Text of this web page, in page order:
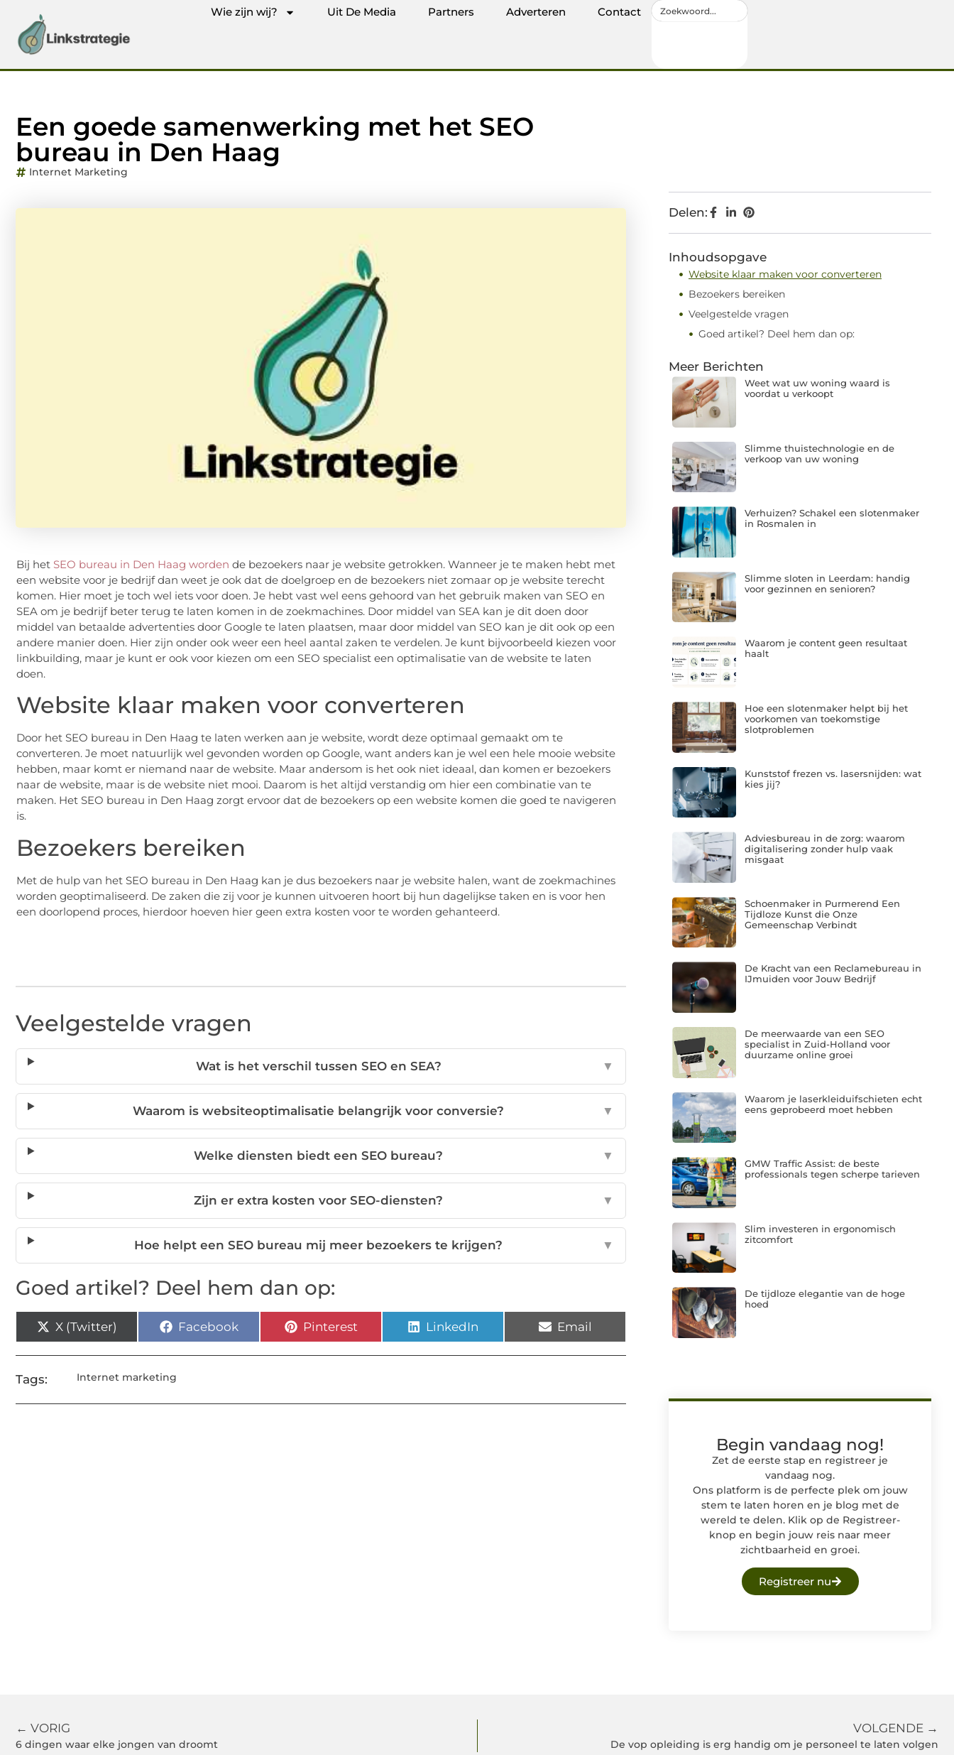
Wie zijn wij? Uit De Media Partners Adverteren Contact
Een goede samenwerking met het SEO
bureau in Den Haag
Internet Marketing
Bij het SEO bureau in Den Haag worden de bezoekers naar je website getrokken. Wanneer je te maken hebt met
een website voor je bedrijf dan weet je ook dat de doelgroep en de bezoekers niet zomaar op je website terecht
komen. Hier moet je toch wel iets voor doen. Je hebt vast wel eens gehoord van het gebruik maken van SEO en
SEA om je bedrijf beter terug te laten komen in de zoekmachines. Door middel van SEA kan je dit doen door
middel van betaalde advertenties door Google te laten plaatsen, maar door middel van SEO kan je dit ook op een
andere manier doen. Hier zijn onder ook weer een heel aantal zaken te verdelen. Je kunt bijvoorbeeld kiezen voor
linkbuilding, maar je kunt er ook voor kiezen om een SEO specialist een optimalisatie van de website te laten
doen.
Website klaar maken voor converteren
Door het SEO bureau in Den Haag te laten werken aan je website, wordt deze optimaal gemaakt om te
converteren. Je moet natuurlijk wel gevonden worden op Google, want anders kan je wel een hele mooie website
hebben, maar komt er niemand naar de website. Maar andersom is het ook niet ideaal, dan komen er bezoekers
naar de website, maar is de website niet mooi. Daarom is het altijd verstandig om hier een combinatie van te
maken. Het SEO bureau in Den Haag zorgt ervoor dat de bezoekers op een website komen die goed te navigeren
is.
Bezoekers bereiken
Met de hulp van het SEO bureau in Den Haag kan je dus bezoekers naar je website halen, want de zoekmachines
worden geoptimaliseerd. De zaken die zij voor je kunnen uitvoeren hoort bij hun dagelijkse taken en is voor hen
een doorlopend proces, hierdoor hoeven hier geen extra kosten voor te worden gehanteerd.
Veelgestelde vragen
Wat is het verschil tussen SEO en SEA? ▼
Waarom is websiteoptimalisatie belangrijk voor conversie? ▼
Welke diensten biedt een SEO bureau? ▼
Zijn er extra kosten voor SEO-diensten? ▼
Hoe helpt een SEO bureau mij meer bezoekers te krijgen? ▼
Goed artikel? Deel hem dan op:
X (Twitter) Facebook Pinterest LinkedIn Email
Tags: Internet marketing
Delen:
Inhoudsopgave
Website klaar maken voor converteren
Bezoekers bereiken
Veelgestelde vragen
Goed artikel? Deel hem dan op:
Meer Berichten
Weet wat uw woning waard is
voordat u verkoopt
Slimme thuistechnologie en de
verkoop van uw woning
Verhuizen? Schakel een slotenmaker
in Rosmalen in
Slimme sloten in Leerdam: handig
voor gezinnen en senioren?
Waarom je content geen resultaat
haalt
Hoe een slotenmaker helpt bij het
voorkomen van toekomstige
slotproblemen
Kunststof frezen vs. lasersnijden: wat
kies jij?
Adviesbureau in de zorg: waarom
digitalisering zonder hulp vaak
misgaat
Schoenmaker in Purmerend Een
Tijdloze Kunst die Onze
Gemeenschap Verbindt
De Kracht van een Reclamebureau in
IJmuiden voor Jouw Bedrijf
De meerwaarde van een SEO
specialist in Zuid-Holland voor
duurzame online groei
Waarom je laserkleiduifschieten echt
eens geprobeerd moet hebben
GMW Traffic Assist: de beste
professionals tegen scherpe tarieven
Slim investeren in ergonomisch
zitcomfort
De tijdloze elegantie van de hoge
hoed
Begin vandaag nog!
Zet de eerste stap en registreer je
vandaag nog.
Ons platform is de perfecte plek om jouw
stem te laten horen en je blog met de
wereld te delen. Klik op de Registreer-
knop en begin jouw reis naar meer
zichtbaarheid en groei.
Registreer nu
← VORIG
6 dingen waar elke jongen van droomt
VOLGENDE →
De vop opleiding is erg handig om je personeel te laten volgen